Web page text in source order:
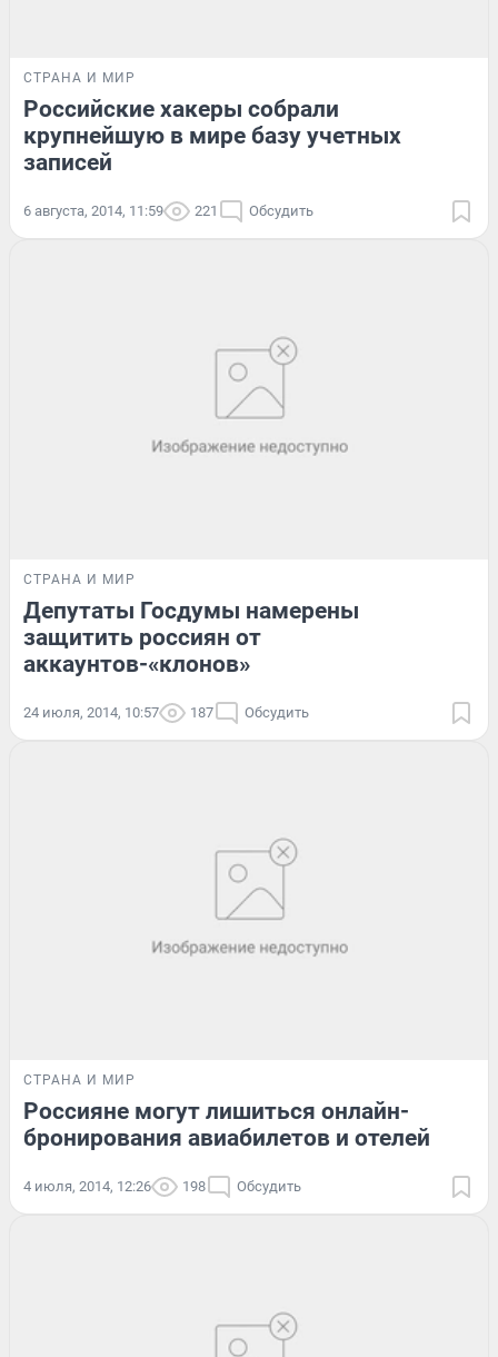
СТРАНА И МИР
Российские хакеры собрали
крупнейшую в мире базу учетных
записей
6 августа, 2014, 11:59 221 Обсудить
СТРАНА И МИР
Депутаты Госдумы намерены
защитить россиян от
аккаунтов-«клонов»
24 июля, 2014, 10:57 187 Обсудить
СТРАНА И МИР
Россияне могут лишиться онлайн-
бронирования авиабилетов и отелей
4 июля, 2014, 12:26 198 Обсудить